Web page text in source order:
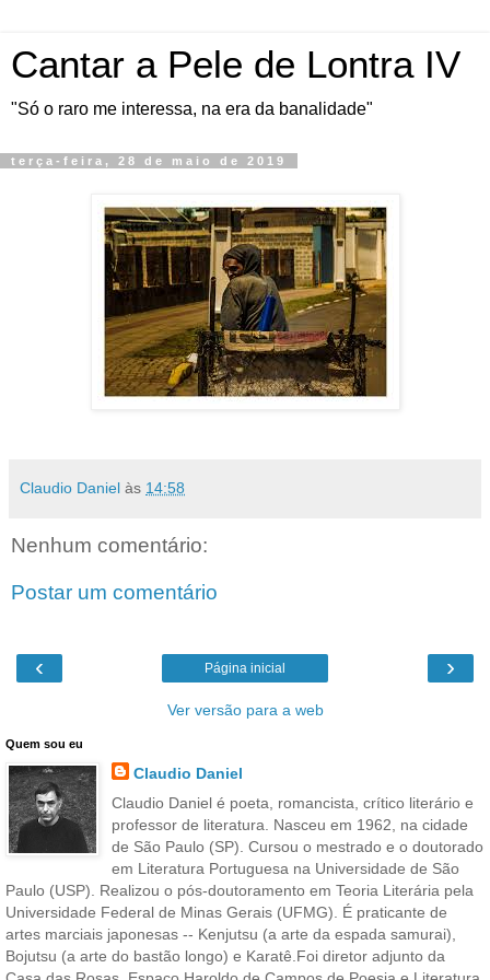
Cantar a Pele de Lontra IV
"Só o raro me interessa, na era da banalidade"
terça-feira, 28 de maio de 2019
Claudio Daniel às 14:58
Nenhum comentário:
Postar um comentário
‹ ›
Página inicial
Ver versão para a web
Quem sou eu
Claudio Daniel
Claudio Daniel é poeta, romancista, crítico literário e
professor de literatura. Nasceu em 1962, na cidade
de São Paulo (SP). Cursou o mestrado e o doutorado
em Literatura Portuguesa na Universidade de São
Paulo (USP). Realizou o pós-doutoramento em Teoria Literária pela
Universidade Federal de Minas Gerais (UFMG). É praticante de
artes marciais japonesas -- Kenjutsu (a arte da espada samurai),
Bojutsu (a arte do bastão longo) e Karatê.Foi diretor adjunto da